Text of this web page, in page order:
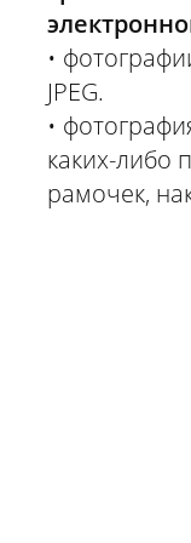
•
JPEG.
•
каких-либо
рамочек,